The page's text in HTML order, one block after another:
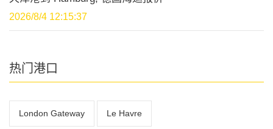
2026/8/4 12:15:37
热门港口
London Gateway Le Havre